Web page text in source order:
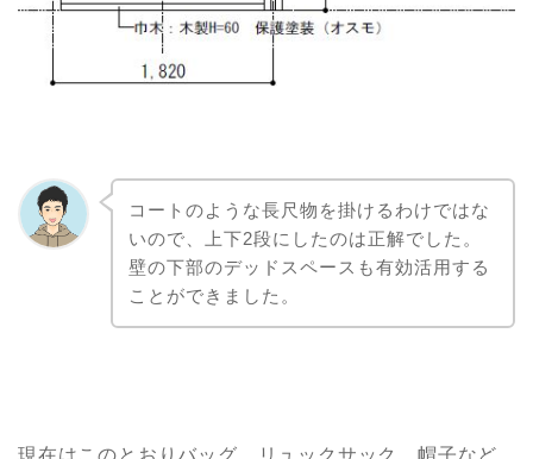
コートのような長尺物を掛けるわけではな
いので、上下2段にしたのは正解でした。
壁の下部のデッドスペースも有効活用する
ことができました。
現在はこのとおりバッグ、リュックサック、帽子など